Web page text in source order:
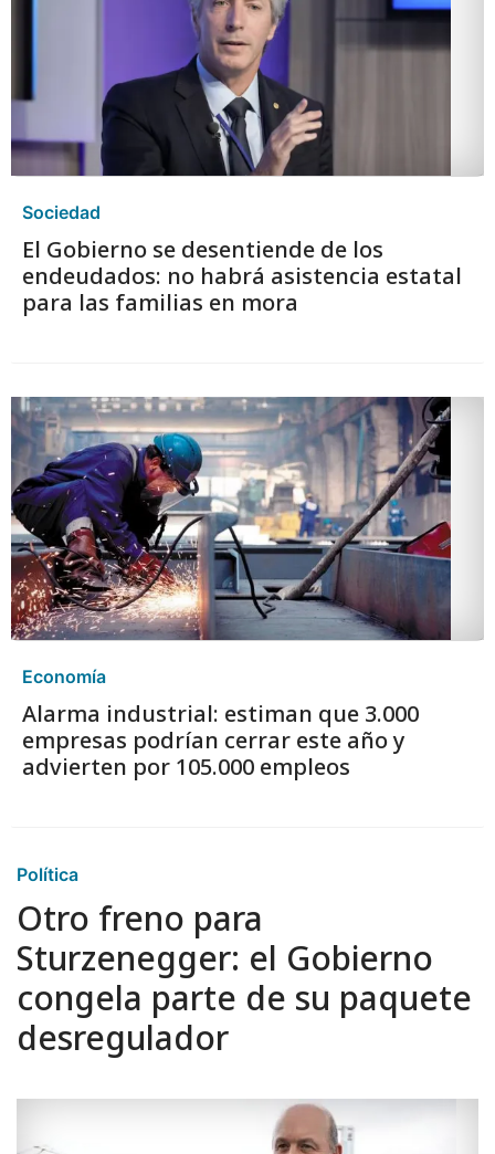
Sociedad
El Gobierno se desentiende de los
endeudados: no habrá asistencia estatal
para las familias en mora
Economía
Alarma industrial: estiman que 3.000
empresas podrían cerrar este año y
advierten por 105.000 empleos
Política
Otro freno para
Sturzenegger: el Gobierno
congela parte de su paquete
desregulador